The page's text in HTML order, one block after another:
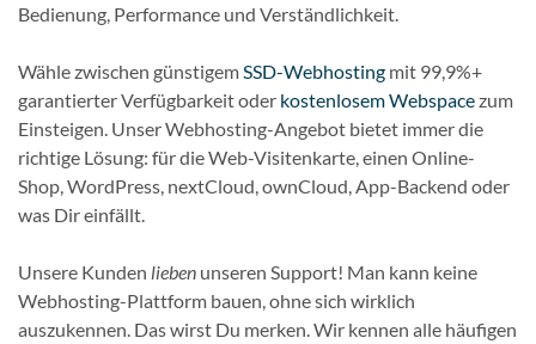
Bedienung, Performance und Verständlichkeit.
Wähle zwischen günstigem SSD-Webhosting mit 99,9%+
garantierter Verfügbarkeit oder kostenlosem Webspacezum
Einsteigen. Unser Webhosting-Angebot bietet immer die
richtige Lösung: für die Web-Visitenkarte, einen Online-
Shop, WordPress, nextCloud, ownCloud, App-Backend oder
was Dir einfällt.
Unsere Kunden lieben unseren Support! Man kann keine
Webhosting-Plattform bauen, ohne sich wirklich
auszukennen. Das wirst Du merken. Wir kennen alle häufigen